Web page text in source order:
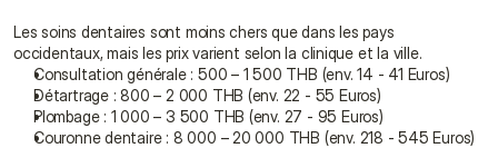
Les soins dentaires sont moins chers que dans les pays
occidentaux, mais les prix varient selon la clinique et la ville.
Consultation générale : 500 – 1 500 THB (env. 14 - 41 Euros)
Détartrage : 800 – 2 000 THB (env. 22 - 55 Euros)
Plombage : 1 000 – 3 500 THB (env. 27 - 95 Euros)
Couronne dentaire : 8 000 – 20 000 THB (env. 218 - 545 Euros)